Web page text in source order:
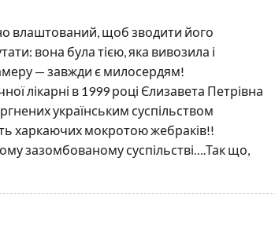
влаштований, щоб зводити його
вона була тією, яка вивозила і
— завжди є милосердям!
лікарні в 1999 році Єлизавета Петрівна
українським суспільством
харкаючих мокротою жебраків!!
зазомбованому суспільстві….Так що,